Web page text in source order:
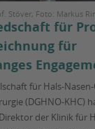
Stöver, Foto: Markus
für
für
für Hals-
(DGHNO-KHC)
der Klinik für